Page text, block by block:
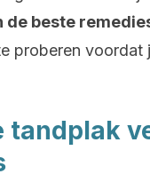
beste
proberen voordat
tandplak